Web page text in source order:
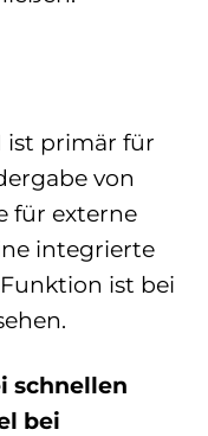
ist primär für
von
für externe
integrierte
ist bei
schnellen
bei